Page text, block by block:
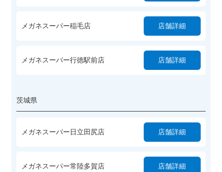
メガネスーパー稲毛店 店舗詳細
メガネスーパー行徳駅前店 店舗詳細
茨城県
メガネスーパー日立田尻店 店舗詳細
メガネスーパー常陸多賀店 店舗詳細